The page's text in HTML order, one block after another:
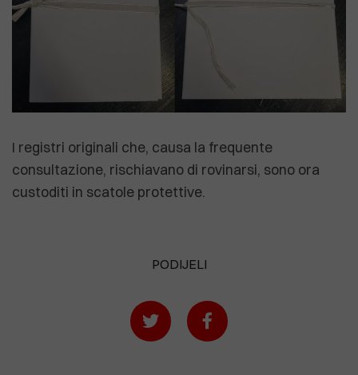
I registri originali che, causa la frequente
consultazione, rischiavano di rovinarsi, sono ora
custoditi in scatole protettive.
PODIJELI